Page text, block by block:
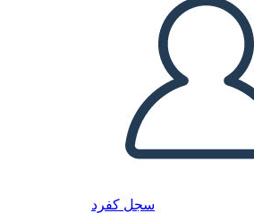
سجل كفرد
הנשיאות של רונלד
הבחירות של 1980
اقرأ لي